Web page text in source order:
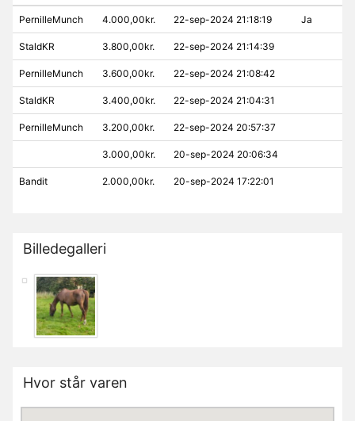
PernilleMunch 4.000,00kr. 22-sep-2024 21:18:19 Ja
StaldKR 3.800,00kr. 22-sep-2024 21:14:39
PernilleMunch 3.600,00kr. 22-sep-2024 21:08:42
StaldKR 3.400,00kr. 22-sep-2024 21:04:31
PernilleMunch 3.200,00kr. 22-sep-2024 20:57:37
3.000,00kr. 20-sep-2024 20:06:34
Bandit 2.000,00kr. 20-sep-2024 17:22:01
Billedegalleri
Hvor står varen